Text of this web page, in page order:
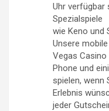
Uhr verfügbar
Spezialspiele
wie Keno und
Unsere
Vegas Casino
Phone und
spielen, wenn
Erlebnis
jeder